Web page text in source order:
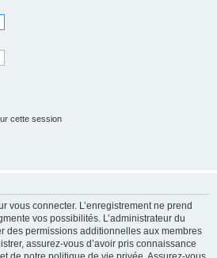
cette session
vous connecter. L’enregistrement ne prend
vos possibilités. L’administrateur du
des permissions additionnelles aux membres
assurez-vous d’avoir pris connaissance